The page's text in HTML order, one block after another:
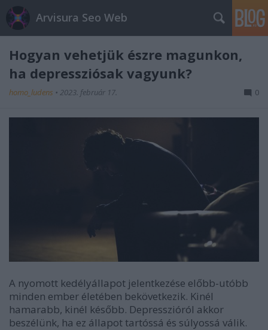
Arvisura Seo Web
Hogyan vehetjük észre magunkon,
ha depressziósak vagyunk?
homo_ludens • 2023. február 17. 0
A nyomott kedélyállapot jelentkezése előbb-utóbb
minden ember életében bekövetkezik. Kinél
hamarabb, kinél később. Depresszióról akkor
beszélünk, ha ez állapot tartóssá és súlyossá válik.